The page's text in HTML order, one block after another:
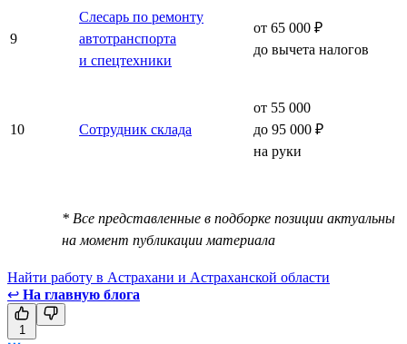
9
Слесарь по ремонту
автотранспорта
и спецтехники
от 65 000 ₽
до вычета налогов
10 Сотрудник склада
от 55 000
до 95 000 ₽
на руки
* Все представленные в подборке позиции актуальны
на момент публикации материала
Найти работу в Астрахани и Астраханской области
↩ На главную блога
1